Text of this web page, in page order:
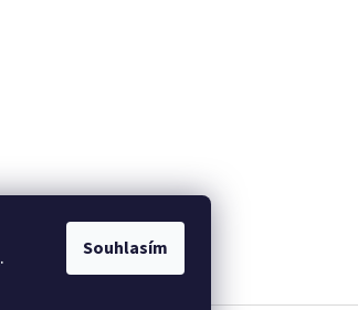
. Souhlasím